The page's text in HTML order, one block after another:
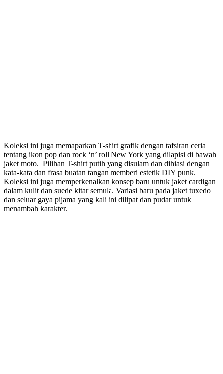
Koleksi ini juga memaparkan T-shirt grafik dengan tafsiran ceria
tentang ikon pop dan rock ‘n’ roll New York yang dilapisi di bawah
jaket moto. Pilihan T-shirt putih yang disulam dan dihiasi dengan
kata-kata dan frasa buatan tangan memberi estetik DIY punk.
Koleksi ini juga memperkenalkan konsep baru untuk jaket cardigan
dalam kulit dan suede kitar semula. Variasi baru pada jaket tuxedo
dan seluar gaya pijama yang kali ini dilipat dan pudar untuk
menambah karakter.